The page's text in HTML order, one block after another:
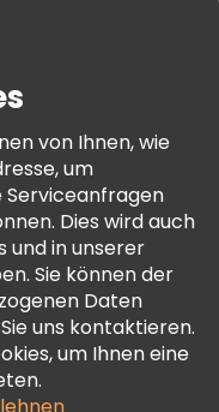
von Ihnen, wie
um
Serviceanfragen
Dies wird auch
und in unserer
Sie können der
Daten
uns kontaktieren.
um Ihnen eine